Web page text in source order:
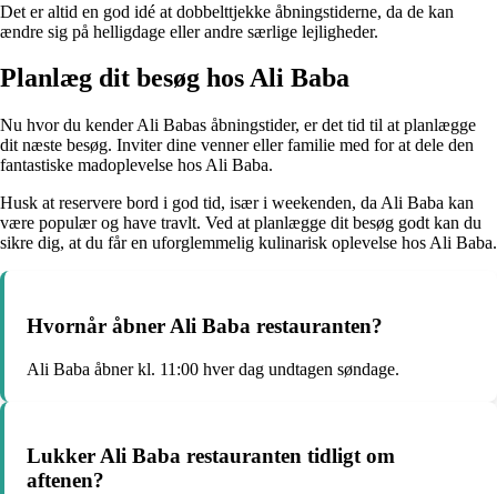
Det er altid en god idé at dobbelttjekke åbningstiderne, da de kan
ændre sig på helligdage eller andre særlige lejligheder.
Planlæg dit besøg hos Ali Baba
Nu hvor du kender Ali Babas åbningstider, er det tid til at planlægge
dit næste besøg. Inviter dine venner eller familie med for at dele den
fantastiske madoplevelse hos Ali Baba.
Husk at reservere bord i god tid, især i weekenden, da Ali Baba kan
være populær og have travlt. Ved at planlægge dit besøg godt kan du
sikre dig, at du får en uforglemmelig kulinarisk oplevelse hos Ali Baba.
Hvornår åbner Ali Baba restauranten?
Ali Baba åbner kl. 11:00 hver dag undtagen søndage.
Lukker Ali Baba restauranten tidligt om
aftenen?